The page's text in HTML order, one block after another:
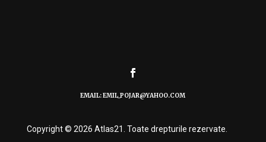
EMAIL: EMIL_POJAR@YAHOO.COM
Copyright © 2026 Atlas21. Toate drepturile rezervate.